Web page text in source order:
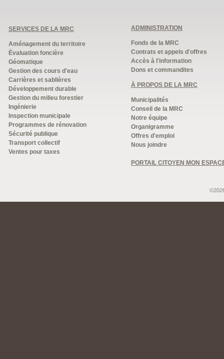
SERVICES DE LA MRC
Aménagement du territoire
Évaluation foncière
Géomatique
Gestion des cours d'eau
Carrières et sablières
Développement durable
Gestion du milieu forestier
Ingénierie
Inspection municipale
Programmes de rénovation
Sécurité publique
Transport collectif
Ventes pour taxes
ADMINISTRATION
Fonds de la MRC
Contrats et appels d'offres
Accès à l'information
Dons et commandites
À PROPOS DE LA MRC
Municipalités
Conseil de la MRC
Notre équipe
Organigramme
Offres d'emploi
Nous joindre
PORTAIL CITOYEN MON